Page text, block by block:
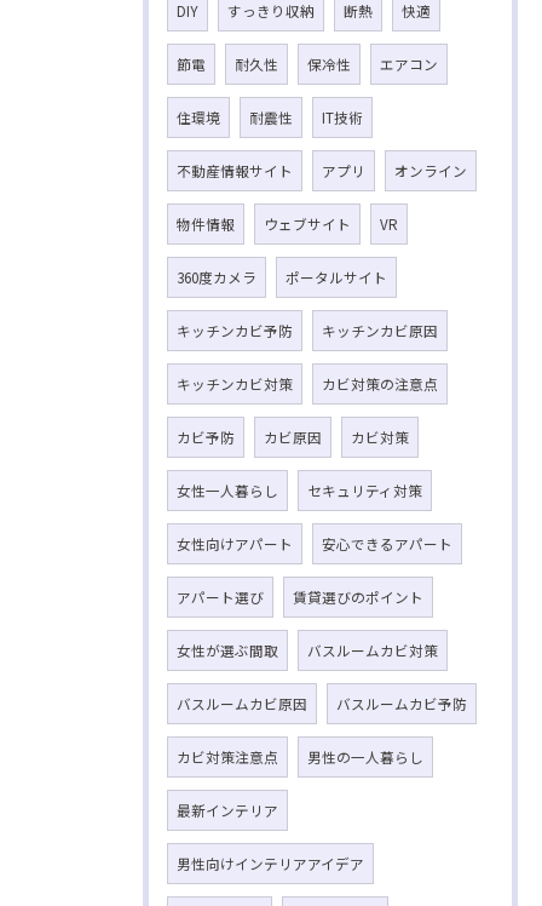
DIY すっきり収納 断熱 快適
節電 耐久性 保冷性 エアコン
住環境 耐震性 IT技術
不動産情報サイト アプリ オンライン
物件情報 ウェブサイト VR
360度カメラ ポータルサイト
キッチンカビ予防 キッチンカビ原因
キッチンカビ対策 カビ対策の注意点
カビ予防 カビ原因 カビ対策
女性一人暮らし セキュリティ対策
女性向けアパート 安心できるアパート
アパート選び 賃貸選びのポイント
女性が選ぶ間取 バスルームカビ対策
バスルームカビ原因 バスルームカビ予防
カビ対策注意点 男性の一人暮らし
最新インテリア
男性向けインテリアアイデア